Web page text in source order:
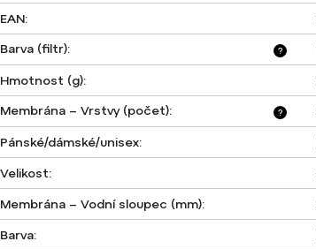
EAN:
?
Barva (filtr):
Hmotnost (g):
?
Membrána – Vrstvy (počet):
Pánské/dámské/unisex:
Velikost:
Membrána – Vodní sloupec (mm):
Barva: